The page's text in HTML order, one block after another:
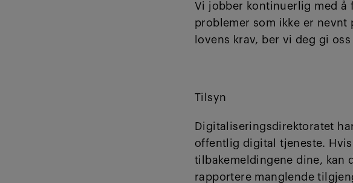
Vi jobber kontinuerlig med å
problemer som ikke er
lovens krav, ber vi deg gi
Tilsyn
Digitaliseringsdirektoratet
offentlig digital tjeneste.
tilbakemeldingene dine, kan
rapportere manglende